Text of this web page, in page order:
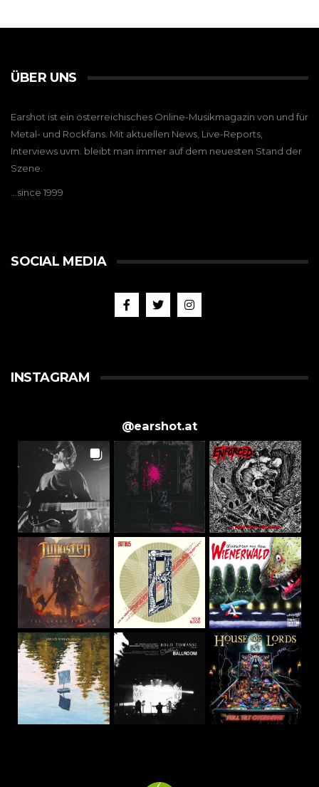
ÜBER UNS
Earshot ist ein österreichisches Online-Musikmagazin von und für
Metal- und Rockfans. Mit aktuellen News, Live-Reports,
Interviews uvm. bleibt man immer auf dem neuesten Stand der
Szene.
…since 1999
SOCIAL MEDIA
INSTAGRAM
@earshot.at